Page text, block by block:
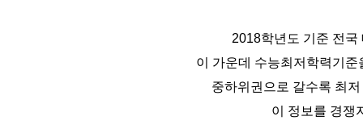
2018학년도 기준 전
이 가운데 수능최저학력기
중하위권으로 갈수록 최
이 정보를 경쟁